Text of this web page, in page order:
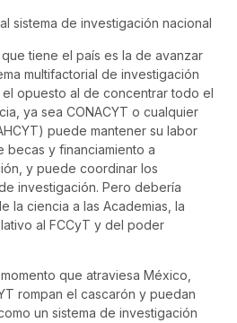
sistema de investigación nacional
tiene el país es la de avanzar
multifactorial de investigación
el opuesto al de concentrar todo el
ya sea CONACYT o cualquier
puede mantener su labor
becas y financiamiento a
y puede coordinar los
investigación. Pero debería
la ciencia a las Academias, la
al FCCyT y del poder
que atraviesa México,
rompan el cascarón y puedan
un sistema de investigación